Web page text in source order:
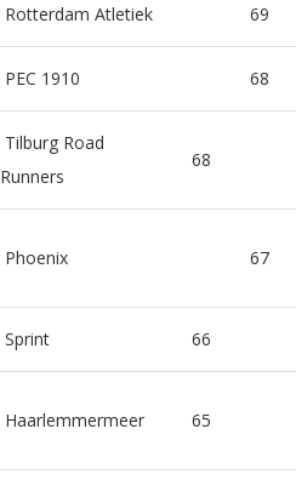
Rotterdam Atletiek 69
PEC 1910 68
Tilburg Road
Runners
68
Phoenix 67
Sprint 66
Haarlemmermeer 65